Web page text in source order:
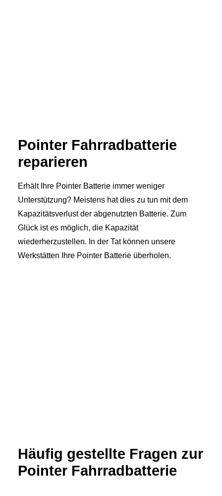
Pointer Fahrradbatterie
reparieren
Erhält Ihre Pointer Batterie immer weniger
Unterstützung? Meistens hat dies zu tun mit dem
Kapazitätsverlust der abgenutzten Batterie. Zum
Glück ist es möglich, die Kapazität
wiederherzustellen. In der Tat können unsere
Werkstätten Ihre Pointer Batterie überholen.
Häufig gestellte Fragen zur
Pointer Fahrradbatterie